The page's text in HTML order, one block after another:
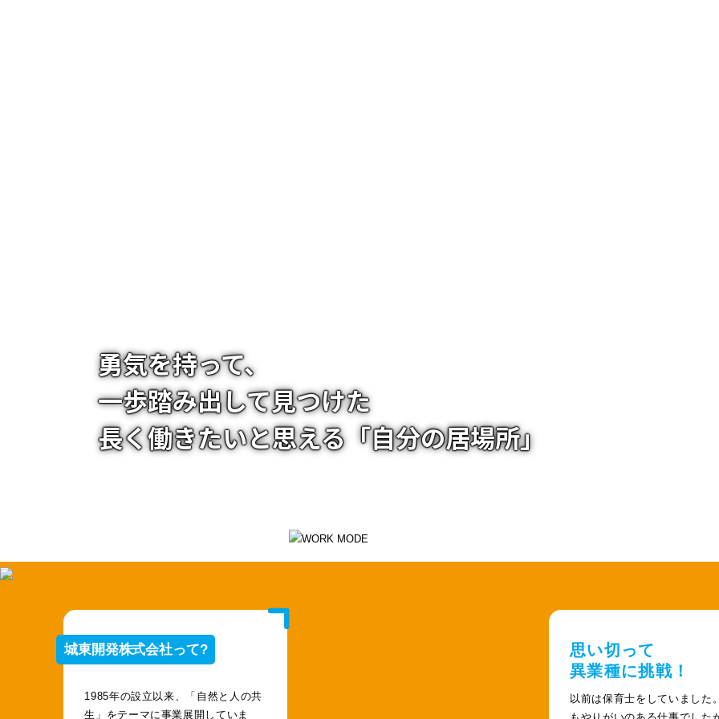
勇気を持って、
一歩踏み出して見つけた
長く働きたいと思える「自分の居場所」
城東開発株式会社って?
1985年の設立以来、「自然と人の共
生」をテーマに事業展開していま
思い切って
異業種に挑戦！
以前は保育士をしていました
もやりがいのある仕事でした